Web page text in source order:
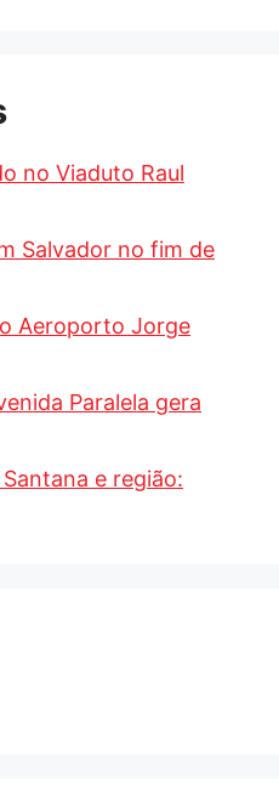
no Viaduto Raul
Salvador no fim de
Aeroporto Jorge
Paralela gera
e região: